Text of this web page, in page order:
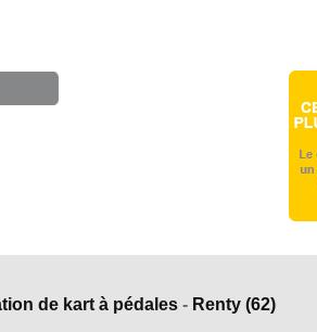
de kart à pédales- Renty (62)